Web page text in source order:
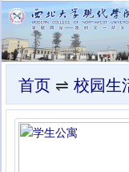
首页 ⇌校园生